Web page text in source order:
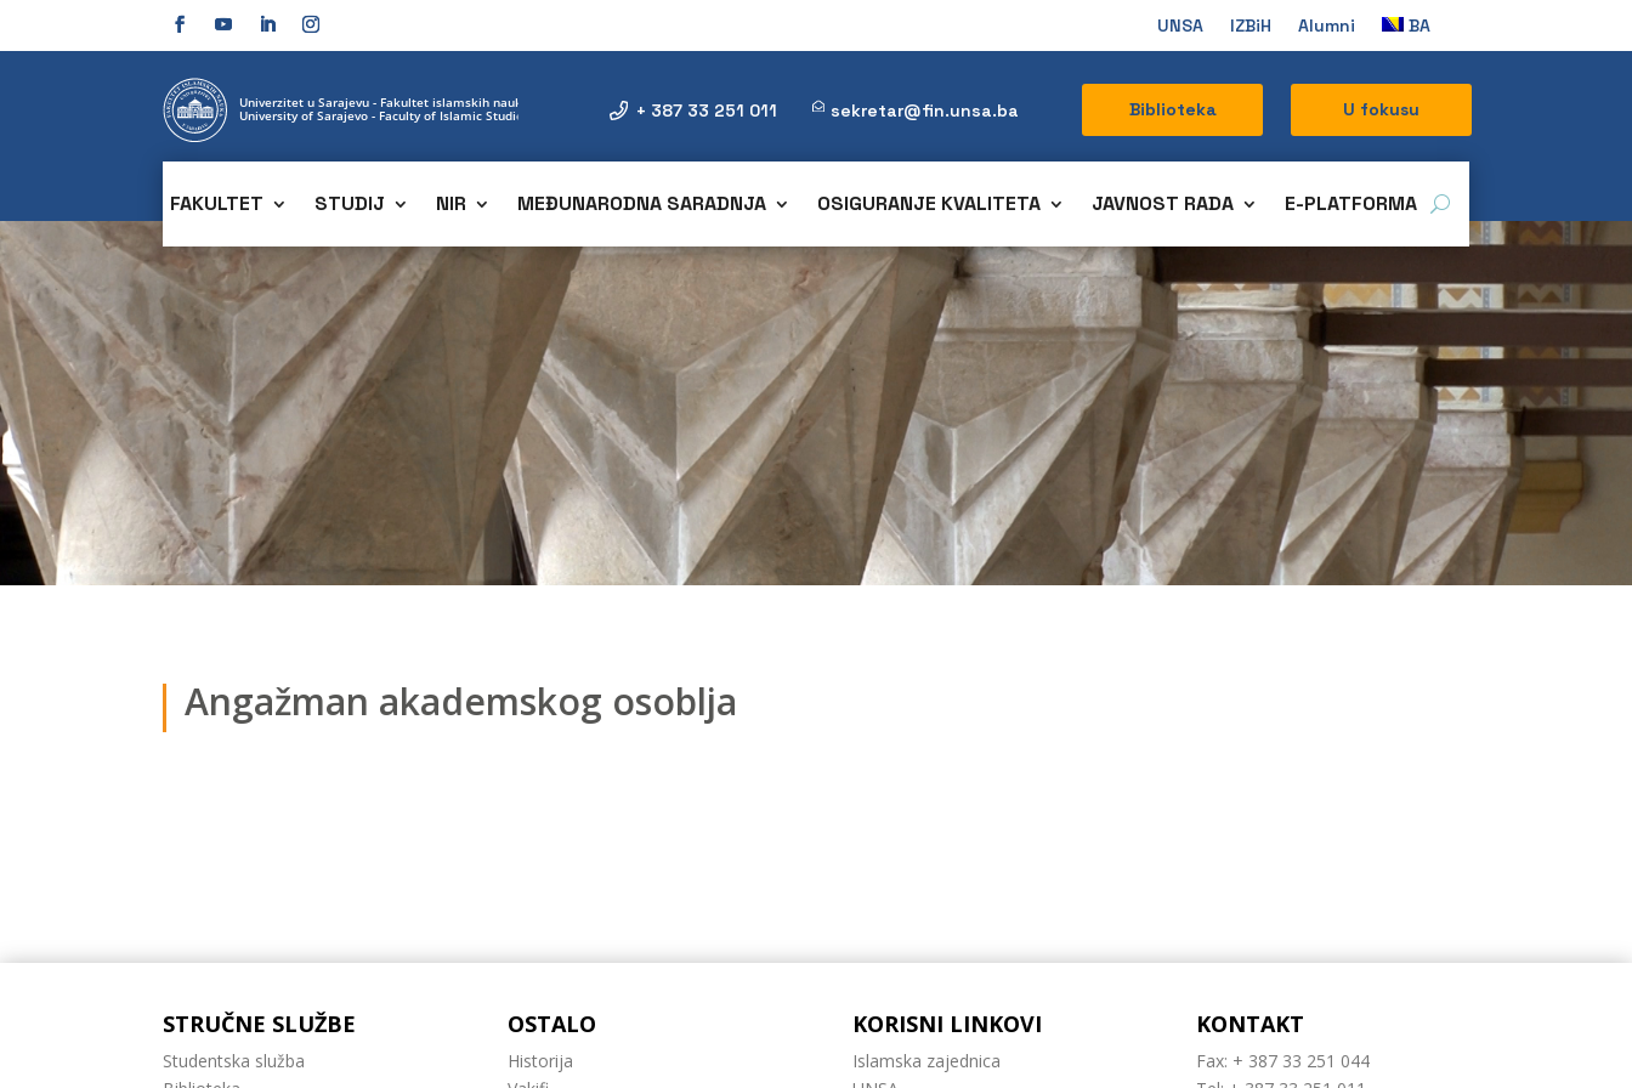
UNSA IZBiH Alumni BA
+ 387 33 251 011 sekretar@fin.unsa.ba Biblioteka U fokusu
FAKULTET STUDIJ NIR MEĐUNARODNA SARADNJA OSIGURANJE KVALITETA JAVNOST RADA E-PLATFORMA
Angažman akademskog osoblja
STRUČNE SLUŽBE
Studentska služba
OSTALO
Historija
KORISNI LINKOVI
Islamska zajednica
KONTAKT
Fax: + 387 33 251 044